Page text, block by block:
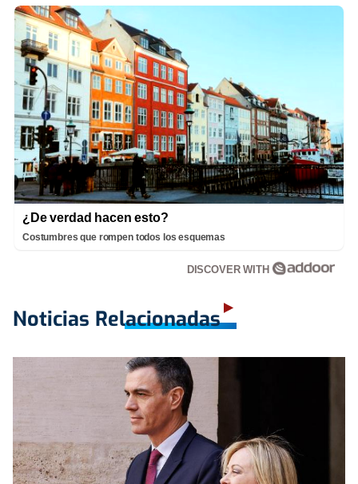
¿De verdad hacen esto?
Costumbres que rompen todos los esquemas
DISCOVER WITH
Noticias Relacionadas